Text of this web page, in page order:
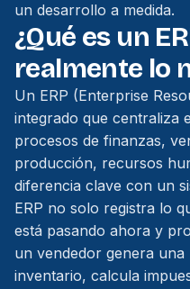
un desarrollo a medida.
¿Qué es un
realmente lo
Un ERP (Enterprise
integrado que centraliza
procesos de finanzas,
producción, recursos
diferencia clave con un
ERP no solo registra lo
está pasando ahora y
un vendedor genera
inventario, calcula